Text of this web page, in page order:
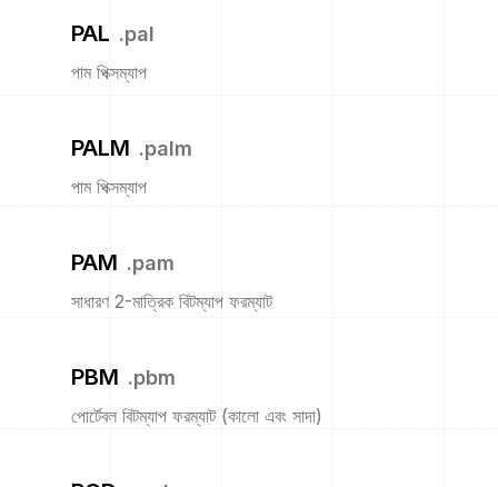
PAL .pal
পাম পিক্সম্যাপ
PALM .palm
পাম পিক্সম্যাপ
PAM .pam
সাধারণ 2-মাত্রিক বিটম্যাপ ফরম্যাট
PBM .pbm
পোর্টেবল বিটম্যাপ ফরম্যাট (কালো এবং সাদা)